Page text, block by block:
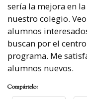
sería la mejora en
nuestro colegio.
alumnos
buscan por el
programa. Me
alumnos nuevos.
Compártelo: